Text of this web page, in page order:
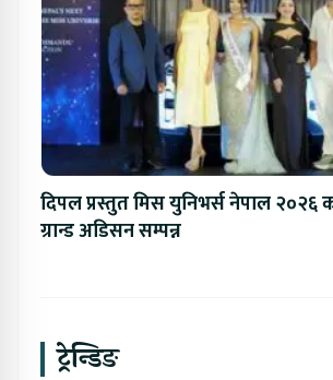
दिपल प्रस्तुत मिस युनिभर्स नेपाल २०२६
ग्रान्ड अडिसन सम्पन्न
ट्रेन्डिङ